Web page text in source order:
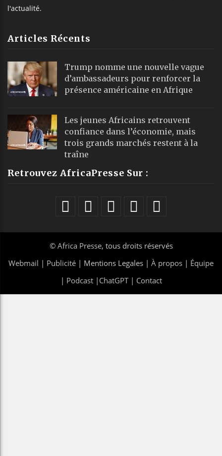
l'actualité.
Articles Récents
Trump nomme une nouvelle vague
d’ambassadeurs pour renforcer la
présence américaine en Afrique
Les jeunes Africains retrouvent
confiance dans l’économie, mais
trois grands marchés restent à la
traîne
Retrouvez AfricaPresse Sur :
© Africa Presse, tous droits réservés
Webmail | Publicité | Mentions Legales | À propos | Équipe
| Podcast| ChatGPT| Contact